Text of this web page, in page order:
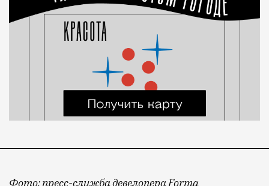
Фото: пресс-служба девелопера Forma